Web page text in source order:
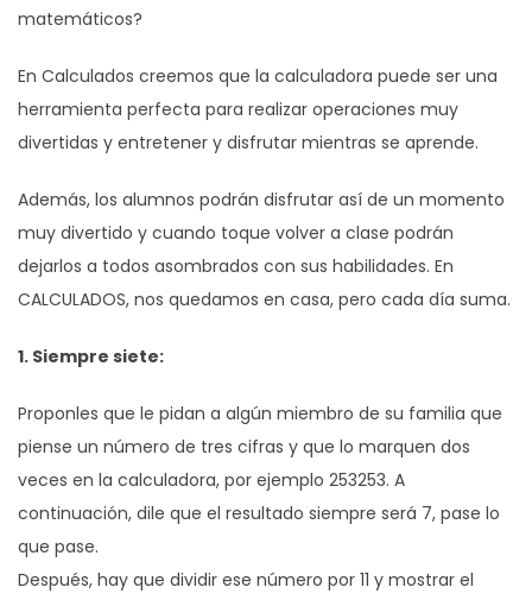
matemáticos?
En Calculados creemos que la calculadora puede ser una
herramienta perfecta para realizar operaciones muy
divertidas y entretener y disfrutar mientras se aprende.
Además, los alumnos podrán disfrutar así de un momento
muy divertido y cuando toque volver a clase podrán
dejarlos a todos asombrados con sus habilidades. En
CALCULADOS, nos quedamos en casa, pero cada día suma.
1. Siempre siete:
Proponles que le pidan a algún miembro de su familia que
piense un número de tres cifras y que lo marquen dos
veces en la calculadora, por ejemplo 253253. A
continuación, dile que el resultado siempre será 7, pase lo
que pase.
Después, hay que dividir ese número por 11 y mostrar el